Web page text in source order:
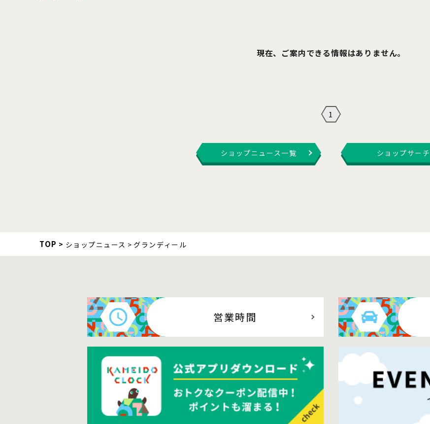
現在、ご案内できる情報はありません。
1
ショップニュース一覧 ショップサーチ
TOP ショップニュース グランディール
営業時間